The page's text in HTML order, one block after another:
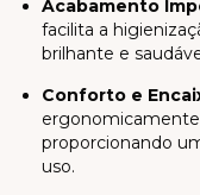
Acabamento
facilita a
brilhante e
Conforto e
proporcionando
uso.